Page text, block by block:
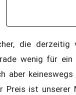
die derzeitig
wenig für ein
aber
Preis ist unserer